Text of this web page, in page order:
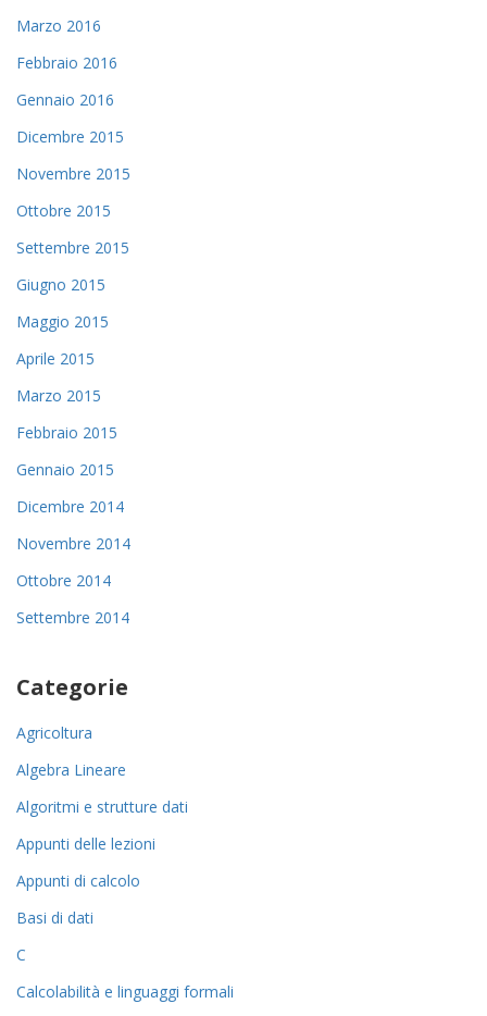
Marzo 2016
Febbraio 2016
Gennaio 2016
Dicembre 2015
Novembre 2015
Ottobre 2015
Settembre 2015
Giugno 2015
Maggio 2015
Aprile 2015
Marzo 2015
Febbraio 2015
Gennaio 2015
Dicembre 2014
Novembre 2014
Ottobre 2014
Settembre 2014
Categorie
Agricoltura
Algebra Lineare
Algoritmi e strutture dati
Appunti delle lezioni
Appunti di calcolo
Basi di dati
C
Calcolabilità e linguaggi formali